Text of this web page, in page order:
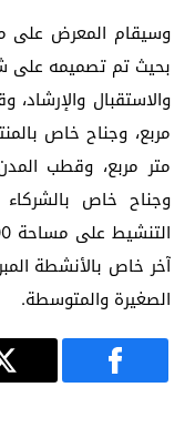
آخر خاص بالأنشطة
الصغيرة والمتوسطة.